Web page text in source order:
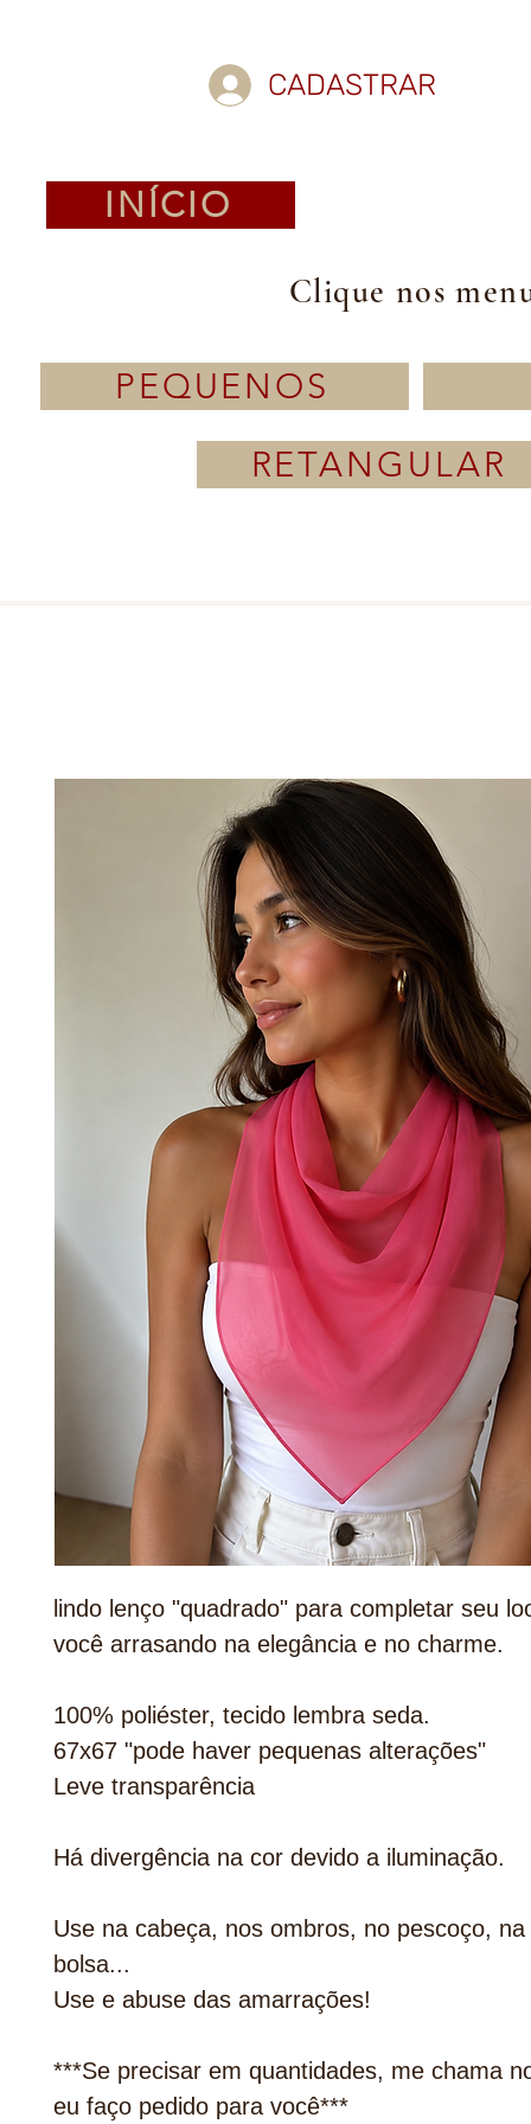
CADASTRAR
INÍCIO
Clique nos
PEQUENOS
RETANGULAR
lindo lenço "quadrado" para completar seu
você arrasando na elegância e no charme.
100% poliéster, tecido lembra seda.
67x67 "pode haver pequenas alterações"
Leve transparência
Há divergência na cor devido a iluminação.
Use na cabeça, nos ombros, no pescoço,
bolsa...
Use e abuse das amarrações!
***Se precisar em quantidades, me chama
eu faço pedido para você***